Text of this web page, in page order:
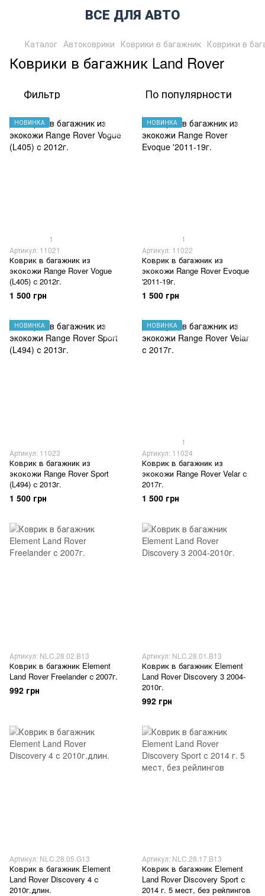
ВСЕ ДЛЯ АВТО
Каталог Автоковрики Коврики в багажник Коврики в
Коврики в багажник Land Rover
Фильтр По популярности
НОВИНКА
1
Артикул: 11021
Коврик в багажник из
экокожи Range Rover Vogue
(L405) с 2012г.
1 500 грн
НОВИНКА
1
Артикул: 11022
Коврик в багажник из
экокожи Range Rover Evoque
'2011-19г.
1 500 грн
НОВИНКА
Артикул: 11023
Коврик в багажник из
экокожи Range Rover Sport
(L494) с 2013г.
1 500 грн
НОВИНКА
1
Артикул: 11024
Коврик в багажник из
экокожи Range Rover Velar с
2017г.
1 500 грн
Артикул: NLC.28.02.B13
Коврик в багажник Element
Land Rover Freelander с 2007г.
992 грн
Артикул: NLC.28.01.B13
Коврик в багажник Element
Land Rover Discovery 3 2004-
2010г.
992 грн
Артикул: NLC.28.05.G13
Коврик в багажник Element
Land Rover Discovery 4 с
2010г.длин.
Артикул: NLC.28.17.B13
Коврик в багажник Element
Land Rover Discovery Sport с
2014 г. 5 мест, без рейлингов